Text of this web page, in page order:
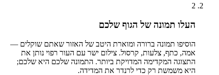
2
העלו תמונה של הגוף שלכם
הוסיפו תמונה ברורה ומוארת היטב של האזור שאתם שוקלים —
אמה, כתף, צלעות, קרסול. צילום ישר עם העור רפוי נותן את
התצוגה המקדימה המדויקת ביותר. התמונה שלכם היא שלכם;
היא משמשת רק כדי לרנדר את המדידה.